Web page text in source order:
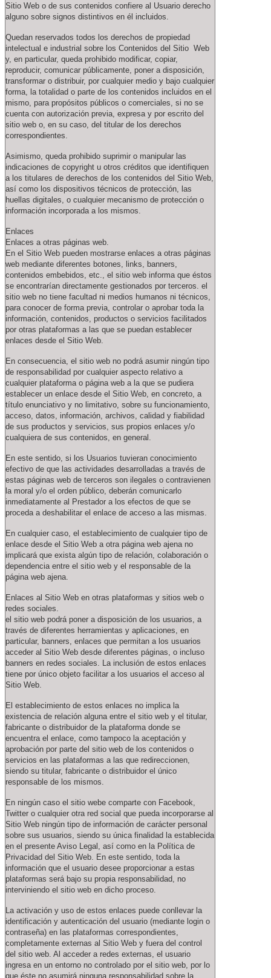
Sitio Web o de sus contenidos confiere al Usuario derecho
alguno sobre signos distintivos en él incluidos.
Quedan reservados todos los derechos de propiedad
intelectual e industrial sobre los Contenidos del Sitio Web
y, en particular, queda prohibido modificar, copiar,
reproducir, comunicar públicamente, poner a disposición,
transformar o distribuir, por cualquier medio y bajo cualquier
forma, la totalidad o parte de los contenidos incluidos en el
mismo, para propósitos públicos o comerciales, si no se
cuenta con autorización previa, expresa y por escrito del
sitio web o, en su caso, del titular de los derechos
correspondientes.
Asimismo, queda prohibido suprimir o manipular las
indicaciones de copyright u otros créditos que identifiquen
a los titulares de derechos de los contenidos del Sitio Web,
así como los dispositivos técnicos de protección, las
huellas digitales, o cualquier mecanismo de protección o
información incorporada a los mismos.
Enlaces
Enlaces a otras páginas web.
En el Sitio Web pueden mostrarse enlaces a otras páginas
web mediante diferentes botones, links, banners,
contenidos embebidos, etc., el sitio web informa que éstos
se encontrarían directamente gestionados por terceros. el
sitio web no tiene facultad ni medios humanos ni técnicos,
para conocer de forma previa, controlar o aprobar toda la
información, contenidos, productos o servicios facilitados
por otras plataformas a las que se puedan establecer
enlaces desde el Sitio Web.
En consecuencia, el sitio web no podrá asumir ningún tipo
de responsabilidad por cualquier aspecto relativo a
cualquier plataforma o página web a la que se pudiera
establecer un enlace desde el Sitio Web, en concreto, a
título enunciativo y no limitativo, sobre su funcionamiento,
acceso, datos, información, archivos, calidad y fiabilidad
de sus productos y servicios, sus propios enlaces y/o
cualquiera de sus contenidos, en general.
En este sentido, si los Usuarios tuvieran conocimiento
efectivo de que las actividades desarrolladas a través de
estas páginas web de terceros son ilegales o contravienen
la moral y/o el orden público, deberán comunicarlo
inmediatamente al Prestador a los efectos de que se
proceda a deshabilitar el enlace de acceso a las mismas.
En cualquier caso, el establecimiento de cualquier tipo de
enlace desde el Sitio Web a otra página web ajena no
implicará que exista algún tipo de relación, colaboración o
dependencia entre el sitio web y el responsable de la
página web ajena.
Enlaces al Sitio Web en otras plataformas y sitios web o
redes sociales.
el sitio web podrá poner a disposición de los usuarios, a
través de diferentes herramientas y aplicaciones, en
particular, banners, enlaces que permitan a los usuarios
acceder al Sitio Web desde diferentes páginas, o incluso
banners en redes sociales. La inclusión de estos enlaces
tiene por único objeto facilitar a los usuarios el acceso al
Sitio Web.
El establecimiento de estos enlaces no implica la
existencia de relación alguna entre el sitio web y el titular,
fabricante o distribuidor de la plataforma donde se
encuentra el enlace, como tampoco la aceptación y
aprobación por parte del sitio web de los contenidos o
servicios en las plataformas a las que redireccionen,
siendo su titular, fabricante o distribuidor el único
responsable de los mismos.
En ningún caso el sitio webe comparte con Facebook,
Twitter o cualquier otra red social que pueda incorporarse al
Sitio Web ningún tipo de información de carácter personal
sobre sus usuarios, siendo su única finalidad la establecida
en el presente Aviso Legal, así como en la Política de
Privacidad del Sitio Web. En este sentido, toda la
información que el usuario desee proporcionar a estas
plataformas será bajo su propia responsabilidad, no
interviniendo el sitio web en dicho proceso.
La activación y uso de estos enlaces puede conllevar la
identificación y autenticación del usuario (mediante login o
contraseña) en las plataformas correspondientes,
completamente externas al Sitio Web y fuera del control
del sitio web. Al acceder a redes externas, el usuario
ingresa en un entorno no controlado por el sitio web, por lo
que éste no asumirá ninguna responsabilidad sobre la